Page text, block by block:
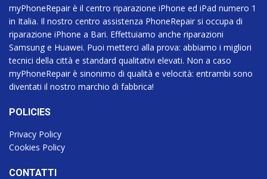
myPhoneRepair è il centro riparazione iPhone ed iPad numero 1
in Italia. Il nostro centro assistenza PhoneRepair si occupa di
riparazione iPhone a Bari. Effettuiamo anche riparazioni
Samsung e Huawei. Puoi metterci alla prova: abbiamo i migliori
tecnici della città e standard qualitativi elevati. Non a caso
myPhoneRepair è sinonimo di qualità e velocità: entrambi sono
diventati il nostro marchio di fabbrica!
POLICIES
Privacy Policy
Cookies Policy
CONTATTI